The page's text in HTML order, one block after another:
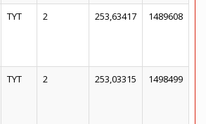
TYT 2 253,63417 1489608
TYT 2 253,03315 1498499